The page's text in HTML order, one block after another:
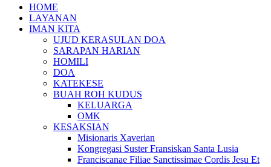
HOME
LAYANAN
IMAN KITA
UJUD KERASULAN DOA
SARAPAN HARIAN
HOMILI
DOA
KATEKESE
BUAH ROH KUDUS
KELUARGA
OMK
KESAKSIAN
Misionaris Xaverian
Kongregasi Suster Fransiskan Santa Lusia
Franciscanae Filiae Sanctissimae Cordis Jesu Et